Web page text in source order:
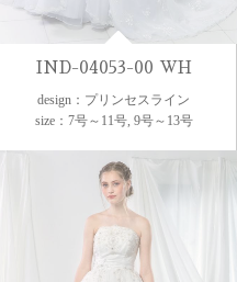
IND-04053-00 WH
design：プリンセスライン
size：7号～11号, 9号～13号